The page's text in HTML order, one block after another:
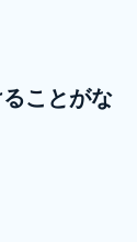
ことがな